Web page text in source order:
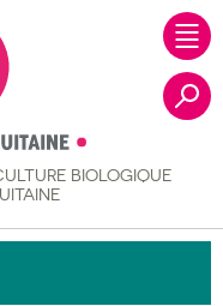
BIOLOGIQUE